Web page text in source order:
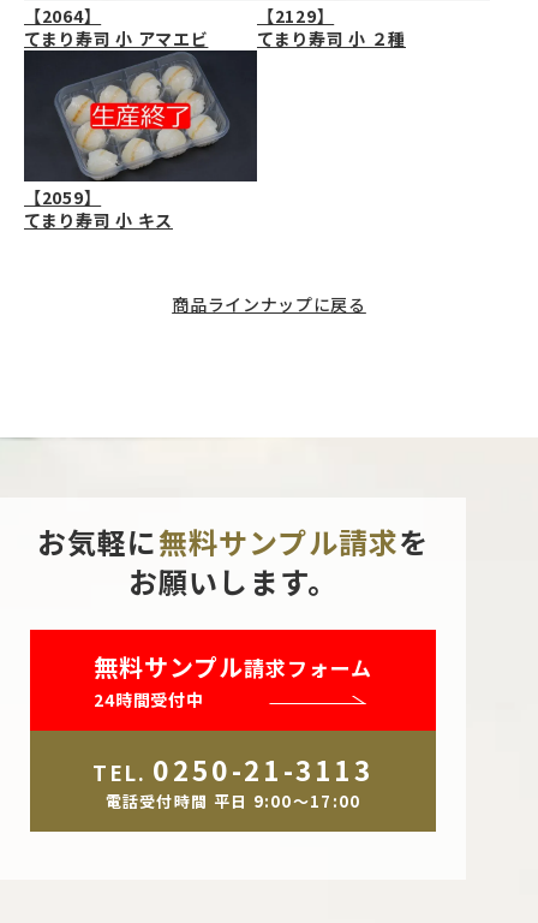
【2064】
てまり寿司 小 アマエビ
【2129】
てまり寿司 小 ２種
【2059】
てまり寿司 小 キス
商品ラインナップに戻る
お気軽に無料サンプル請求を
お願いします。
無料サンプル請求フォーム
24時間受付中
TEL. 0250-21-3113
電話受付時間 平日 9:00～17:00